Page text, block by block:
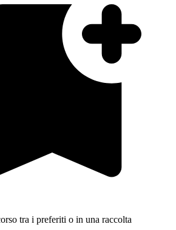
tra i preferiti o in una raccolta